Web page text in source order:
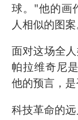
球。"他的画
人相似的图案
面对这场全
帕拉维奇尼
他的预言，
科技革命的